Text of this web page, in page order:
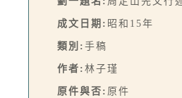
成文日期: 昭和15年
類別: 手稿
作者: 林子瑾
原件與否: 原件